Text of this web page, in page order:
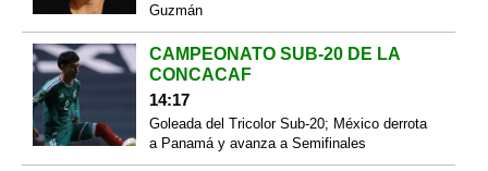
Guzmán
CAMPEONATO SUB-20 DE LA
CONCACAF
14:17
Goleada del Tricolor Sub-20; México derrota
a Panamá y avanza a Semifinales